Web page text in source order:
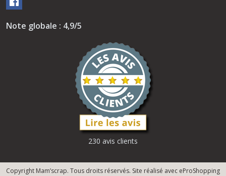
Note globale : 4,9/5
230 avis clients
Copyright Mam’scrap. Tous droits réservés. Site réalisé avec eProShopping